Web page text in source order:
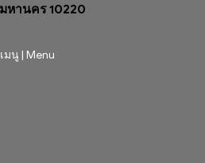
หานคร 10220
เมนู | Menu